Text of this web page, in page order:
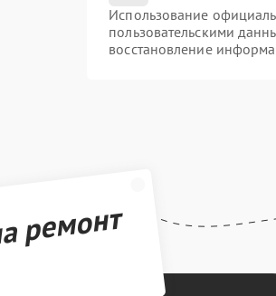
Использование
пользовательскими
восстановление
ремонт